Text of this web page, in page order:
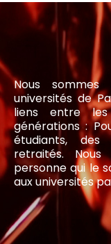
Nous
universités de
liens entre
générations :
étudiants,
retraités.
personne qui le
aux universités